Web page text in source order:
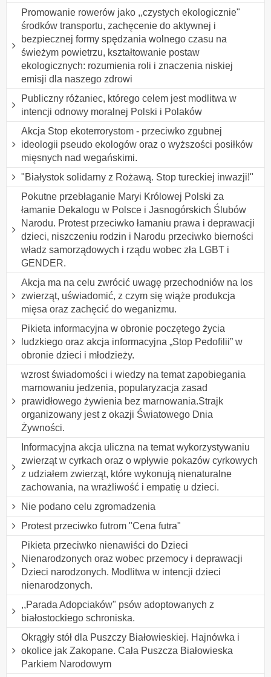
Promowanie rowerów jako ,,czystych ekologicznie"
środków transportu, zachęcenie do aktywnej i
bezpiecznej formy spędzania wolnego czasu na
świeżym powietrzu, kształtowanie postaw
ekologicznych: rozumienia roli i znaczenia niskiej
emisji dla naszego zdrowi
Publiczny różaniec, którego celem jest modlitwa w
intencji odnowy moralnej Polski i Polaków
Akcja Stop ekoterrorystom - przeciwko zgubnej
ideologii pseudo ekologów oraz o wyższości posiłków
mięsnych nad wegańskimi.
"Białystok solidarny z Rożawą. Stop tureckiej inwazji!"
Pokutne przebłaganie Maryi Królowej Polski za
łamanie Dekalogu w Polsce i Jasnogórskich Ślubów
Narodu. Protest przeciwko łamaniu prawa i deprawacji
dzieci, niszczeniu rodzin i Narodu przeciwko bierności
władz samorządowych i rządu wobec zła LGBT i
GENDER.
Akcja ma na celu zwrócić uwagę przechodniów na los
zwierząt, uświadomić, z czym się wiąże produkcja
mięsa oraz zachęcić do weganizmu.
Pikieta informacyjna w obronie poczętego życia
ludzkiego oraz akcja informacyjna „Stop Pedofilii” w
obronie dzieci i młodzieży.
wzrost świadomości i wiedzy na temat zapobiegania
marnowaniu jedzenia, popularyzacja zasad
prawidłowego żywienia bez marnowania.Strajk
organizowany jest z okazji Światowego Dnia
Żywności.
Informacyjna akcja uliczna na temat wykorzystywaniu
zwierząt w cyrkach oraz o wpływie pokazów cyrkowych
z udziałem zwierząt, które wykonują nienaturalne
zachowania, na wrażliwość i empatię u dzieci.
Nie podano celu zgromadzenia
Protest przeciwko futrom "Cena futra"
Pikieta przeciwko nienawiści do Dzieci
Nienarodzonych oraz wobec przemocy i deprawacji
Dzieci narodzonych. Modlitwa w intencji dzieci
nienarodzonych.
,,Parada Adopciaków" psów adoptowanych z
białostockiego schroniska.
Okrągły stół dla Puszczy Białowieskiej. Hajnówka i
okolice jak Zakopane. Cała Puszcza Białowieska
Parkiem Narodowym